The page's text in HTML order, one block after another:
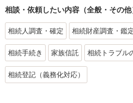
相談・依頼したい内容（全般・その他
相続人調査・確定 相続財産調査・鑑
相続手続き 家族信託 相続トラブル
相続登記（義務化対応）